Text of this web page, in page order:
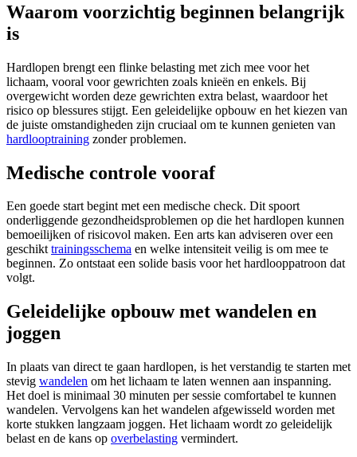
Waarom voorzichtig beginnen belangrijk
is
Hardlopen brengt een flinke belasting met zich mee voor het
lichaam, vooral voor gewrichten zoals knieën en enkels. Bij
overgewicht worden deze gewrichten extra belast, waardoor het
risico op blessures stijgt. Een geleidelijke opbouw en het kiezen van
de juiste omstandigheden zijn cruciaal om te kunnen genieten van
hardlooptraining zonder problemen.
Medische controle vooraf
Een goede start begint met een medische check. Dit spoort
onderliggende gezondheidsproblemen op die het hardlopen kunnen
bemoeilijken of risicovol maken. Een arts kan adviseren over een
geschikttrainingsschema en welke intensiteit veilig is om mee te
beginnen. Zo ontstaat een solide basis voor het hardlooppatroon dat
volgt.
Geleidelijke opbouw met wandelen en
joggen
In plaats van direct te gaan hardlopen, is het verstandig te starten met
stevig wandelen om het lichaam te laten wennen aan inspanning.
Het doel is minimaal 30 minuten per sessie comfortabel te kunnen
wandelen. Vervolgens kan het wandelen afgewisseld worden met
korte stukken langzaam joggen. Het lichaam wordt zo geleidelijk
belast en de kans op overbelasting vermindert.